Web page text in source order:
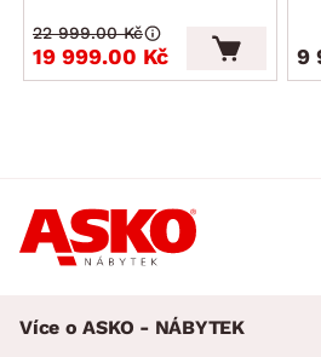
vyrobeno v Německu
dodáváno v demontu
19 999.00 Kč
22 999.00 Kč
9
Více o ASKO - NÁBYTEK